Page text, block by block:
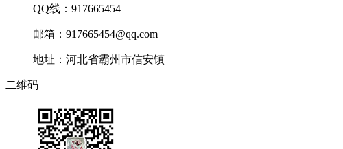
QQ线：917665454
邮箱：917665454@qq.com
地址：河北省霸州市信安镇
二维码